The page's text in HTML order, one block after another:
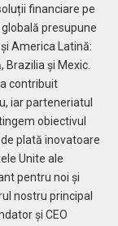
financiare pe
presupune
America Latină:
Brazilia și Mexic.
contribuit
iar parteneriatul
obiectivul
plată inovatoare
Unite ale
pentru noi și
nostru principal
și CEO